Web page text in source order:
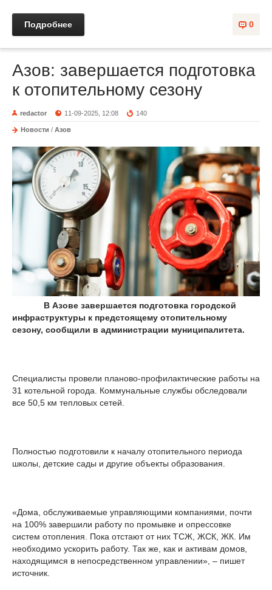
0
Подробнее
Азов: завершается подготовка
к отопительному сезону
redactor 11-09-2025, 12:08 140
Новости / Азов
В Азове завершается подготовка городской
инфраструктуры к предстоящему отопительному
сезону, сообщили в администрации муниципалитета.
Специалисты провели планово-профилактические работы на
31 котельной города. Коммунальные службы обследовали
все 50,5 км тепловых сетей.
Полностью подготовили к началу отопительного периода
школы, детские сады и другие объекты образования.
«Дома, обслуживаемые управляющими компаниями, почти
на 100% завершили работу по промывке и опрессовке
систем отопления. Пока отстают от них ТСЖ, ЖСК, ЖК. Им
необходимо ускорить работу. Так же, как и активам домов,
находящимся в непосредственном управлении», – пишет
источник.